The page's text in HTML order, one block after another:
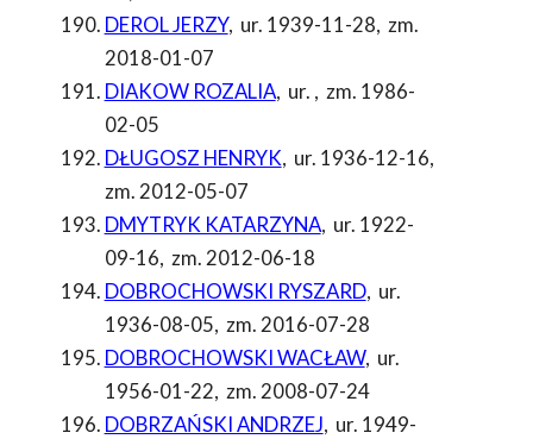
DEROL JERZY, ur. 1939-11-28, zm.
2018-01-07
DIAKOW ROZALIA, ur. , zm. 1986-
02-05
DŁUGOSZ HENRYK, ur. 1936-12-16,
zm. 2012-05-07
DMYTRYK KATARZYNA, ur. 1922-
09-16, zm. 2012-06-18
DOBROCHOWSKI RYSZARD, ur.
1936-08-05, zm. 2016-07-28
DOBROCHOWSKI WACŁAW, ur.
1956-01-22, zm. 2008-07-24
DOBRZAŃSKI ANDRZEJ, ur. 1949-